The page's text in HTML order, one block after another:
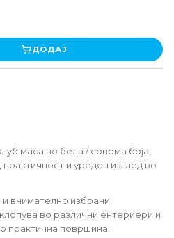
ДОДАЈ
маса во бела / сонома боја,
практичност и уреден изглед во
и внимателно избрани
во различни ентериери и
практична површина.